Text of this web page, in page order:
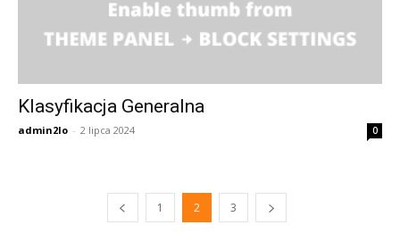
Klasyfikacja Generalna
admin2lo - 2 lipca 2024 0
1 2 3